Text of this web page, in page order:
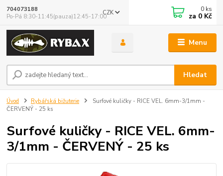
Menu
CZK
Hledat
704073188
Po-Pá 8:30-11:45(pauza)12:45-17:00
0 ks
za 0 Kč
Úvod Rybářská bižuterie
Surfové kuličky - RICE VEL. 6mm-3/1mm -
ČERVENÝ - 25 ks
Surfové kuličky - RICE VEL. 6mm-
3/1mm - ČERVENÝ - 25 ks